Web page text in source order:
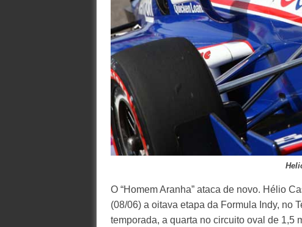
O “Homem Aranha” ataca de novo. Hélio
(08/06) a oitava etapa da Formula Indy, no
temporada, a quarta no circuito oval de 1,5